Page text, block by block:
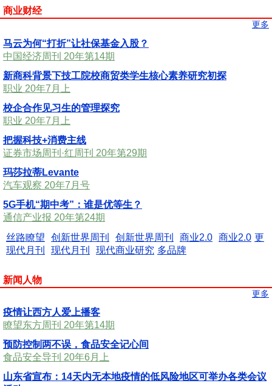
商业财经
更多
马云为何“打折”让社保基金入股？
中国经济周刊 20年第14期
新商科背景下技工院校商贸类学生核心素养研究初探
职业 20年7月上
校企合作见习生的管理探究
职业 20年7月上
把握科技+消费主线
证券市场周刊·红周刊 20年第29期
玛莎拉蒂Levante
汽车观察 20年7月号
5G手机“期中考”：谁是优等生？
通信产业报 20年第24期
丝路瞭望
创新世界周刊 创新世界周刊 商业2.0 商业2.0
现代月刊
现代月刊 现代商业研究
更
多品牌
新闻人物
更多
疫情让西方人爱上播客
瞭望东方周刊 20年第14期
预防控制两不误，食品安全记心间
食品安全导刊 20年6月上
山东省宣布：14天内无本地疫情的低风险地区可举办各类会议